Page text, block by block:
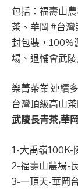
包括：福壽山
茶、華岡 #台
封包裝，100%
場、退輔會武
樂菁茶業 連續
台灣頂級高山
武陵長青茶,華
1-大禹嶺100K-
2-福壽山農場-
3-一頂天-華岡